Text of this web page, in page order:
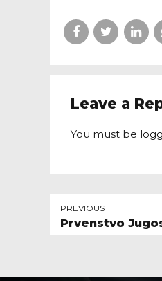
Leave a
You must be
PREVIOUS
Prvenstvo